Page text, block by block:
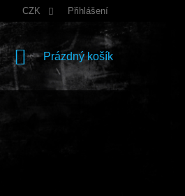
CZK Přihlášení
NÁKUPNÍ
KOŠÍK
Prázdný košík